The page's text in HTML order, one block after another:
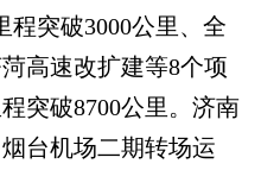
程突破3000公里、全
高速改扩建等8个项
突破8700公里。济南
台机场二期转场运